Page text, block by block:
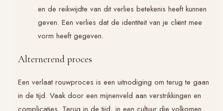
en de reikwijdte van dit verlies betekenis heeft kunnen
geven. Een verlies dat de identiteit van je cliënt mee
vorm heeft gegeven.
Alternerend proces
Een verlaat rouwproces is een uitnodiging om terug te gaan
in de tijd. Vaak door een mijnenveld aan verstrikkingen en